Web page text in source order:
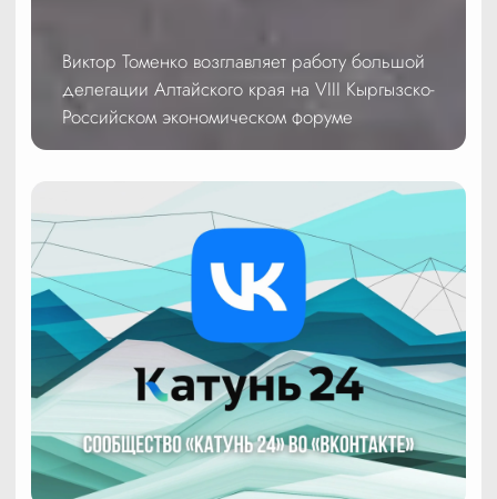
Виктор Томенко возглавляет работу большой
делегации Алтайского края на VIII Кыргызско-
Российском экономическом форуме